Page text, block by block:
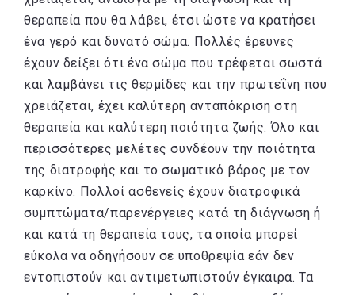
θεραπεία που θα λάβει, έτσι ώστε να κρατήσει
ένα γερό και δυνατό σώμα. Πολλές έρευνες
έχουν δείξει ότι ένα σώμα που τρέφεται σωστά
και λαμβάνει τις θερμίδες και την πρωτεΐνη που
χρειάζεται, έχει καλύτερη ανταπόκριση στη
θεραπεία και καλύτερη ποιότητα ζωής. Όλο και
περισσότερες μελέτες συνδέουν την ποιότητα
της διατροφής και το σωματικό βάρος με τον
καρκίνο. Πολλοί ασθενείς έχουν διατροφικά
συμπτώματα/παρενέργειες κατά τη διάγνωση ή
και κατά τη θεραπεία τους, τα οποία μπορεί
εύκολα να οδηγήσουν σε υποθρεψία εάν δεν
εντοπιστούν και αντιμετωπιστούν έγκαιρα. Τα